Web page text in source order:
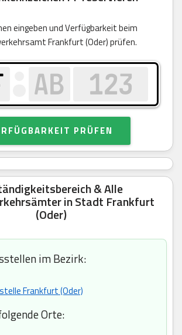
eingeben und Verfügbarkeit beim
Frankfurt (Oder) prüfen.
PRÜFEN
& Alle
in Stadt Frankfurt
(Oder)
im Bezirk:
Frankfurt (Oder)
Orte: